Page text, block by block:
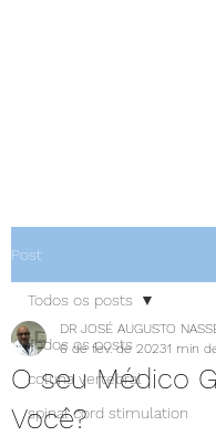
Post
Todos os posts
coluna vertebral
spinal cord stimulation
Todos os posts
O seu Médico
Você?
DR JOSÉ AUGUSTO
6 de fev. de 20231 min